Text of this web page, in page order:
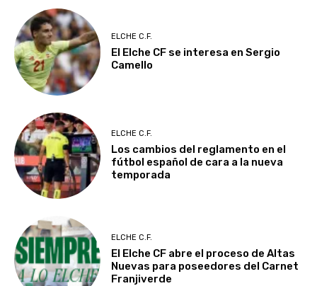
ELCHE C.F.
El Elche CF se interesa en Sergio
Camello
ELCHE C.F.
Los cambios del reglamento en el
fútbol español de cara a la nueva
temporada
ELCHE C.F.
El Elche CF abre el proceso de Altas
Nuevas para poseedores del Carnet
Franjiverde